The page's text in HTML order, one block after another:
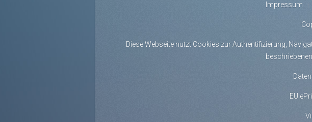
Impressum
Diese Webseite nutzt Cookies zur Authentifizierung,
EU